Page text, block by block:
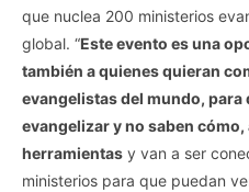
que nuclea 200 ministerios
global. “Este evento es una
también a quienes quieran
evangelistas del mundo, para
evangelizar y no saben cómo,
herramientas y van a ser
ministerios para que puedan